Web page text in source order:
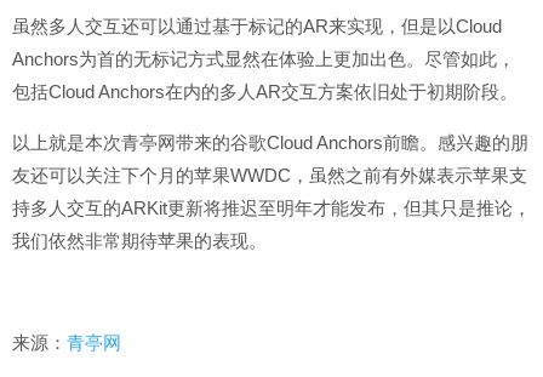
虽然多人交互还可以通过基于标记的AR来实现，但是以Cloud
Anchors为首的无标记方式显然在体验上更加出色。尽管如此，
包括Cloud Anchors在内的多人AR交互方案依旧处于初期阶段。
以上就是本次青亭网带来的谷歌Cloud Anchors前瞻。感兴趣的朋
友还可以关注下个月的苹果WWDC，虽然之前有外媒表示苹果支
持多人交互的ARKit更新将推迟至明年才能发布，但其只是推论，
我们依然非常期待苹果的表现。
来源： 青亭网